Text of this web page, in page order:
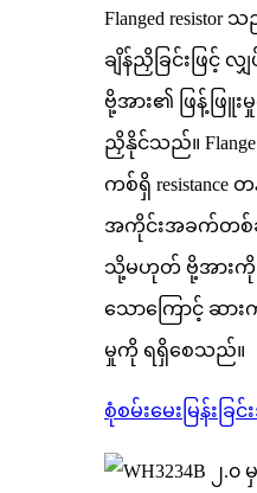
Flanged resistor
ချိန်ညှိခြင်းဖြင့်
ဗို့အား၏ ဖြန့်ဖြူ
ညှိနိုင်သည်။ Flange
ကစ်ရှိ resistance
အကိုင်းအခက်တစ်ခု
သို့မဟုတ် ဗို့အားကို
သောကြောင့် ဆ
မှုကို ရရှိစေသည်။
စုံစမ်းမေးမြန်းခြင်း